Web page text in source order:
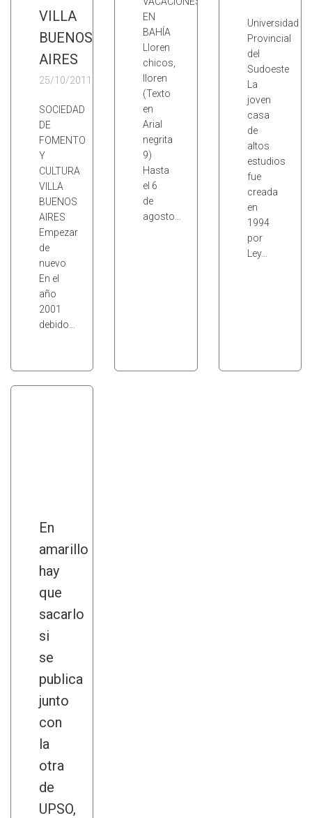
VILLA
BUENOS
AIRES
25/10/2011
SOCIEDAD
DE
FOMENTO
Y
CULTURA
VILLA
BUENOS
AIRES
Empezar
de
nuevo
En el
año
2001
debido…
EN
BAHÍA
Lloren
chicos,
lloren
(Texto
en
Arial
negrita
9)
Hasta
el 6
de
agosto…
Universidad
Provincial
del
Sudoeste
La
joven
casa
de
altos
estudios
fue
creada
en
1994
por
Ley…
En
amarillo
hay
que
sacarlo
si
se
publica
junto
con
la
otra
de
UPSO,